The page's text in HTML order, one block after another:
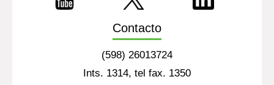
Contacto
(598) 26013724
Ints. 1314, tel fax. 1350